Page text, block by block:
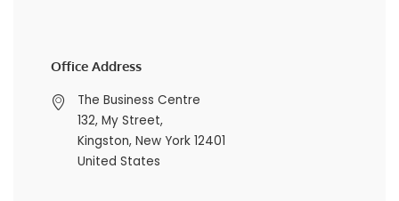
Office Address
The Business Centre
132, My Street,
Kingston, New York 12401
United States